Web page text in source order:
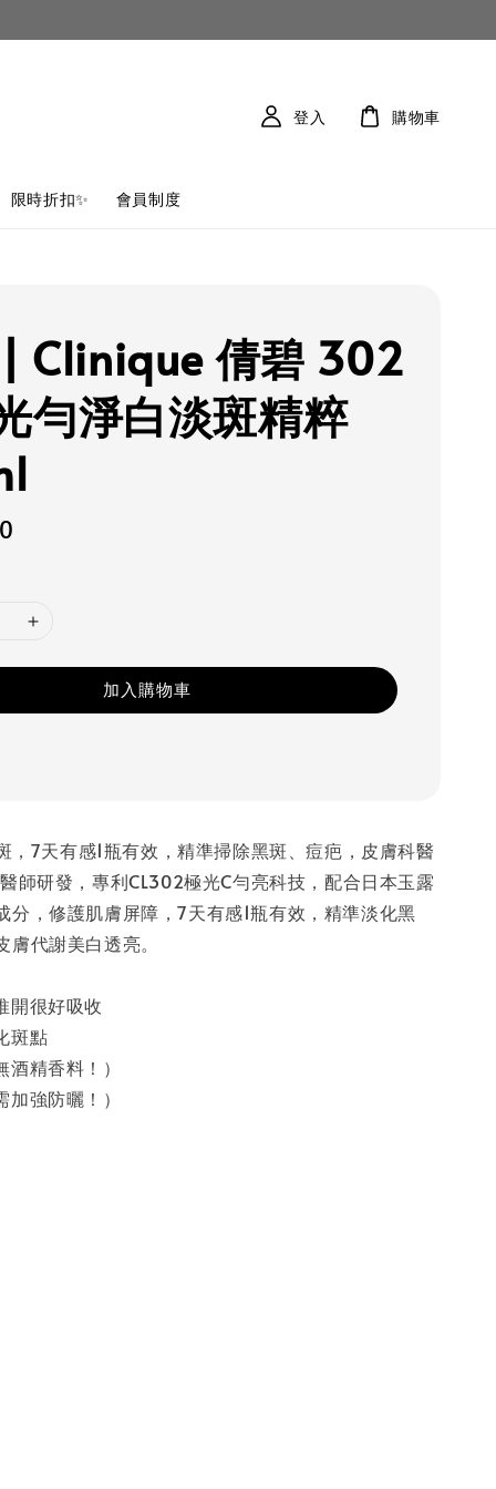
限時折扣✨ 會員制度
登入 購物車
Clinique 倩碧 302
勻淨白淡斑精粹
加入購物車
，7天有感1瓶有效，精準掃除黑斑、痘疤，皮膚科醫
師研發，專利CL302極光C勻亮科技，配合日本玉露
分，修護肌膚屏障，7天有感1瓶有效，精準淡化黑
代謝美白透亮。
開很好吸收
斑點
精香料！）
強防曬！）